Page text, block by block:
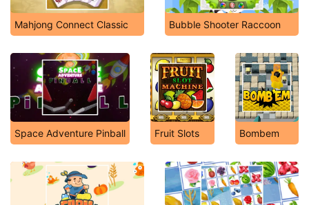
Mahjong Connect Classic Bubble Shooter Raccoon
Space Adventure Pinball Fruit Slots Bombem